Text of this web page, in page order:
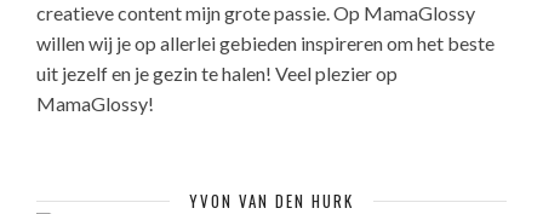
creatieve content mijn grote passie. Op MamaGlossy
willen wij je op allerlei gebieden inspireren om het beste
uit jezelf en je gezin te halen! Veel plezier op
MamaGlossy!
YVON VAN DEN HURK